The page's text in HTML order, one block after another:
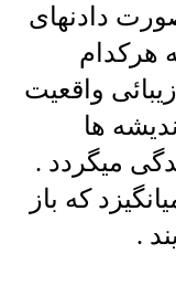
دادنهای
هرکدام
واقعیت
ها
میگردد .
که باز
.